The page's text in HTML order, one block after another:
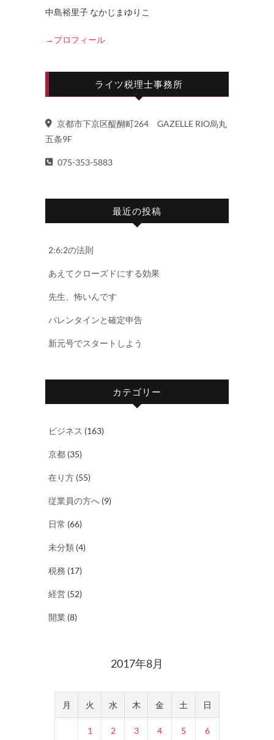
中島裕里子 なかじまゆりこ
→プロフィール
ライツ税理士事務所
京都市下京区醍醐町264 GAZELLE RIO烏丸
五条9F
075-353-5883
最近の投稿
2:6:2の法則
あえてクローズドにする効果
先生、怖いんです
バレンタインと確定申告
新元号でスタートしよう
カテゴリー
ビジネス (163)
京都 (35)
在り方 (55)
従業員の方へ (9)
日常 (66)
未分類 (4)
税務 (17)
経営 (52)
開業 (8)
2017年8月
月 火 水 木 金 土 日
1 2 3 4 5 6